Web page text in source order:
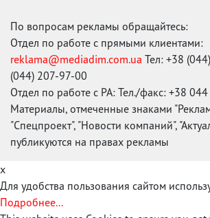
По вопросам рекламы обращайтесь:
Отдел по работе с прямыми клиентами:
reklama@mediadim.com.ua Тел: +38
(044) 207-97-00
Отдел по работе с РА: Тел./факс: +38
Материалы, отмеченные знаками
"Спецпроект", "Новости компаний",
публикуются на правах рекламы
x
Для удобства пользования сайтом
Подробнее...